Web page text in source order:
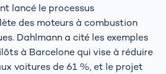
lancé le processus
des moteurs à combustion
Dahlmann a cité les exemples
à Barcelone qui vise à réduire
voitures de 61 %, et le projet